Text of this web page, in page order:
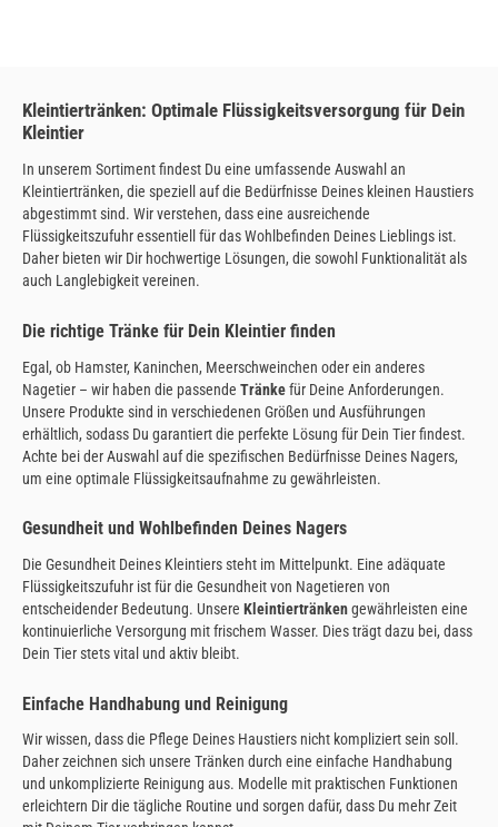
Kleintiertränken: Optimale Flüssigkeitsversorgung für Dein
Kleintier
In unserem Sortiment findest Du eine umfassende Auswahl an
Kleintiertränken, die speziell auf die Bedürfnisse Deines kleinen Haustiers
abgestimmt sind. Wir verstehen, dass eine ausreichende
Flüssigkeitszufuhr essentiell für das Wohlbefinden Deines Lieblings ist.
Daher bieten wir Dir hochwertige Lösungen, die sowohl Funktionalität als
auch Langlebigkeit vereinen.
Die richtige Tränke für Dein Kleintier finden
Egal, ob Hamster, Kaninchen, Meerschweinchen oder ein anderes
Nagetier – wir haben die passende Tränkefür Deine Anforderungen.
Unsere Produkte sind in verschiedenen Größen und Ausführungen
erhältlich, sodass Du garantiert die perfekte Lösung für Dein Tier findest.
Achte bei der Auswahl auf die spezifischen Bedürfnisse Deines Nagers,
um eine optimale Flüssigkeitsaufnahme zu gewährleisten.
Gesundheit und Wohlbefinden Deines Nagers
Die Gesundheit Deines Kleintiers steht im Mittelpunkt. Eine adäquate
Flüssigkeitszufuhr ist für die Gesundheit von Nagetieren von
entscheidender Bedeutung. Unsere Kleintiertränkengewährleisten eine
kontinuierliche Versorgung mit frischem Wasser. Dies trägt dazu bei, dass
Dein Tier stets vital und aktiv bleibt.
Einfache Handhabung und Reinigung
Wir wissen, dass die Pflege Deines Haustiers nicht kompliziert sein soll.
Daher zeichnen sich unsere Tränken durch eine einfache Handhabung
und unkomplizierte Reinigung aus. Modelle mit praktischen Funktionen
erleichtern Dir die tägliche Routine und sorgen dafür, dass Du mehr Zeit